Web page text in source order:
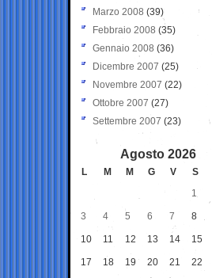
Marzo 2008 (39)
Febbraio 2008 (35)
Gennaio 2008 (36)
Dicembre 2007 (25)
Novembre 2007 (22)
Ottobre 2007 (27)
Settembre 2007 (23)
Agosto 2026
L M M G V S
1
3 4 5 6 7 8
10 11 12 13 14 15
17 18 19 20 21 22